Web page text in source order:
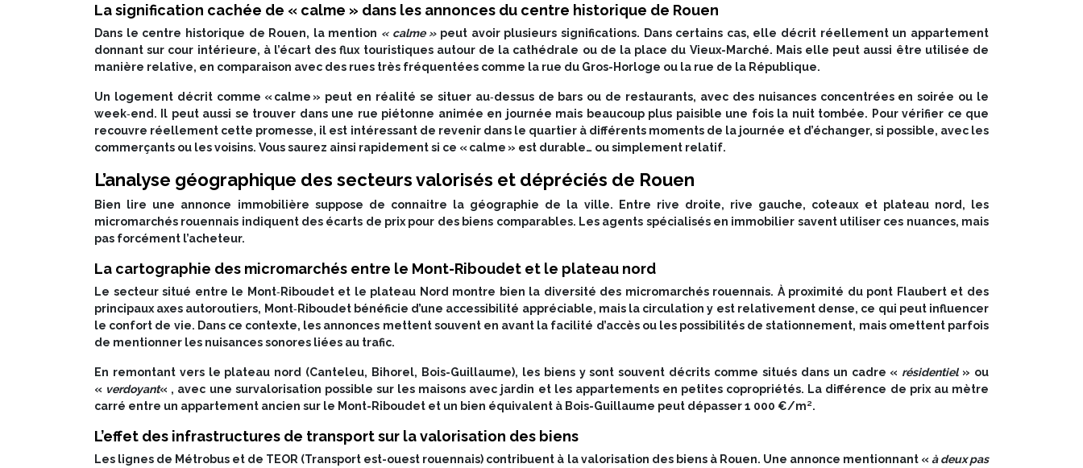
La signification cachée de « calme » dans les annonces du centre historique de Rouen
Dans le centre historique de Rouen, la mention « calme »peut avoir plusieurs significations. Dans certains cas, elle décrit réellement un appartement
donnant sur cour intérieure, à l’écart des flux touristiques autour de la cathédrale ou de la place du Vieux-Marché. Mais elle peut aussi être utilisée de
manière relative, en comparaison avec des rues très fréquentées comme la rue du Gros-Horloge ou la rue de la République.
Un logement décrit comme « calme » peut en réalité se situer au‑dessus de bars ou de restaurants, avec des nuisances concentrées en soirée ou le
week‑end. Il peut aussi se trouver dans une rue piétonne animée en journée mais beaucoup plus paisible une fois la nuit tombée. Pour vérifier ce que
recouvre réellement cette promesse, il est intéressant de revenir dans le quartier à différents moments de la journée et d’échanger, si possible, avec les
commerçants ou les voisins. Vous saurez ainsi rapidement si ce « calme » est durable… ou simplement relatif.
L’analyse géographique des secteurs valorisés et dépréciés de Rouen
Bien lire une annonce immobilière suppose de connaitre la géographie de la ville. Entre rive droite, rive gauche, coteaux et plateau nord, les
micromarchés rouennais indiquent des écarts de prix pour des biens comparables. Les agents spécialisés en immobilier savent utiliser ces nuances, mais
pas forcément l’acheteur.
La cartographie des micromarchés entre le Mont-Riboudet et le plateau nord
Le secteur situé entre le Mont‑Riboudet et le plateau Nord montre bien la diversité des micromarchés rouennais. À proximité du pont Flaubert et des
principaux axes autoroutiers, Mont‑Riboudet bénéficie d’une accessibilité appréciable, mais la circulation y est relativement dense, ce qui peut influencer
le confort de vie. Dans ce contexte, les annonces mettent souvent en avant la facilité d’accès ou les possibilités de stationnement, mais omettent parfois
de mentionner les nuisances sonores liées au trafic.
En remontant vers le plateau nord (Canteleu, Bihorel, Bois-Guillaume), les biens y sont souvent décrits comme situés dans un cadre « résidentiel» ou
« verdoyant« , avec une survalorisation possible sur les maisons avec jardin et les appartements en petites copropriétés. La différence de prix au mètre
carré entre un appartement ancien sur le Mont-Riboudet et un bien équivalent à Bois-Guillaume peut dépasser 1 000 €/m².
L’effet des infrastructures de transport sur la valorisation des biens
Les lignes de Métrobus et de TEOR (Transport est-ouest rouennais) contribuent à la valorisation des biens à Rouen. Une annonce mentionnant « à deux pas